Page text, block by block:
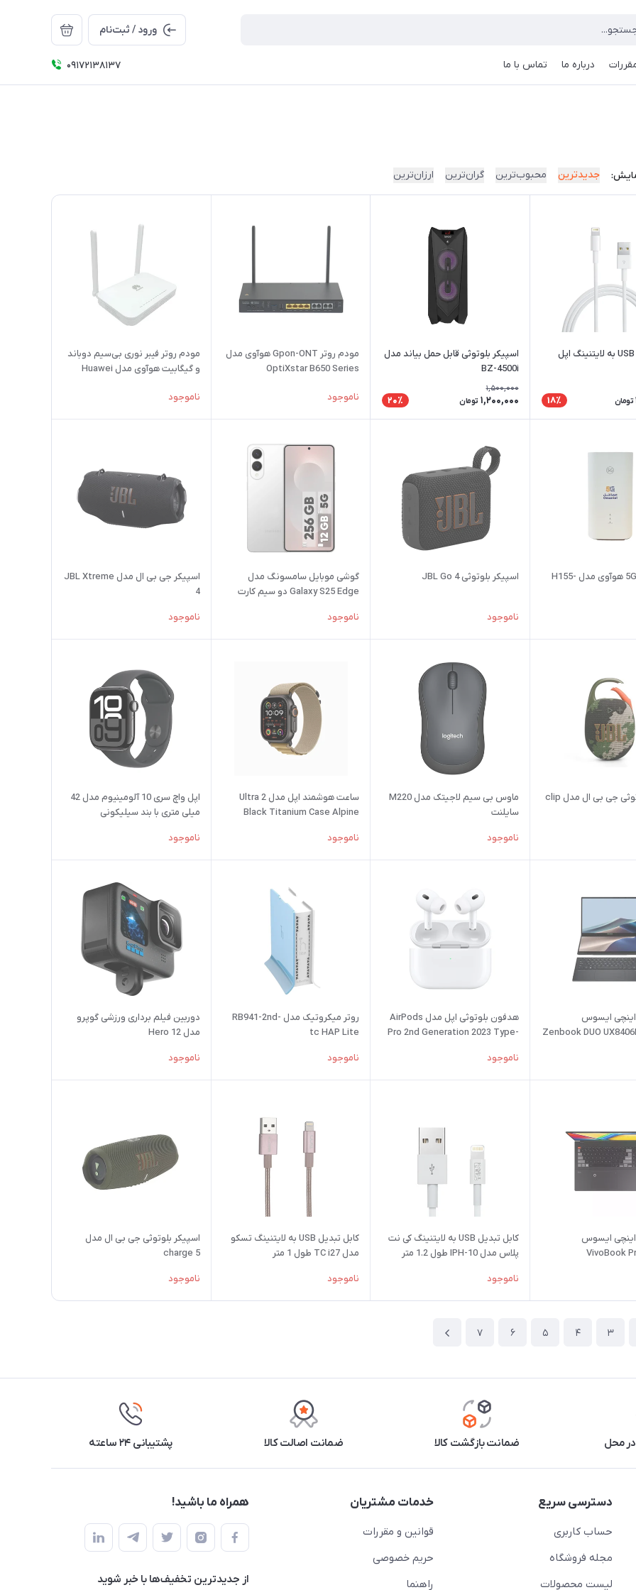
ورود / ثبت‌نام
درباره ما تماس با ما 09172138137
جدیدترین محبوب‌ترین گران‌ترین ارزان‌ترین
کابل تبدیل USB به لایتنینگ اپل
تومان 18٪
اسپیکر بلوتوثی قابل حمل بیاند مدل
BZ-4500i
1,500,000
1,200,000 تومان 20٪
مودم روتر Gpon-ONT هوآوی مدل
OptiXstar B650 Series
ناموجود
مودم روتر فیبر نوری بی‌سیم دوباند
و گیگابیت هوآوی مدل Huawei
ناموجود
مودم روتر 5G هوآوی مدل H155-
اسپیکر بلوتوثی JBL Go 4
ناموجود
گوشی موبایل سامسونگ مدل
Galaxy S25 Edge دو سیم کارت
گیگابایت - ویتنام
ناموجود
اسپیکر جی بی ال مدل JBL Xtreme
4
ناموجود
اسپیکر بلوتوثی جی بی ال مدل clip
ماوس بی‌ سیم لاجیتک مدل M220
سایلنت
ناموجود
ساعت هوشمند اپل مدل Ultra 2
Black Titanium Case Alpine
ناموجود
اپل واچ سری 10 آلومینیوم مدل 42
میلی متری با بند سیلیکونی
ناموجود
لپ تاپ 14 اینچی ایسوس
Zenbook DUO
هدفون بلوتوثی اپل مدل AirPods
Pro 2nd Generation 2023 Type-
ناموجود
روتر میکروتیک مدل RB941-2nd-
tc HAP Lite
ناموجود
دوربین فیلم برداری ورزشی گوپرو
مدل Hero 12
ناموجود
لپ تاپ 16 اینچی ایسوس
VivoBook
کابل تبدیل USB به لایتنینگ کی نت
پلاس مدل IPH-10 طول 1.2 متر
ناموجود
کابل تبدیل USB به لایتنینگ تسکو
مدل TC i27 طول 1 متر
ناموجود
اسپیکر بلوتوثی جی بی ال مدل
charge 5
ناموجود
3
4
5
6
7
محل ضمانت بازگشت کالا ضمانت اصالت کالا پشتیبانی ۲۴ ساعته
دسترسی سریع
حساب کاربری
مجله فروشگاه
لیست محصولات
خدمات مشتریان
قوانین و مقررات
حریم خصوصی
راهنما
همراه ما باشید!
از جدید‌ترین تخفیف‌ها با‌ خبر شوید